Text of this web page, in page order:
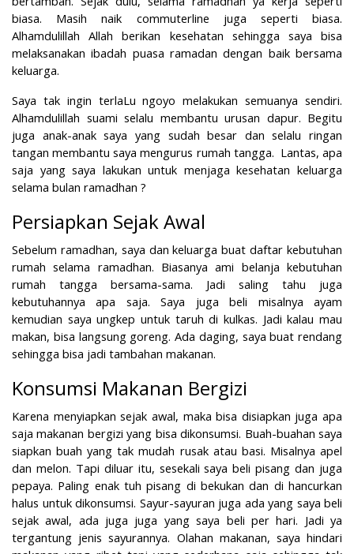
biasa. Masih naik commuterline juga seperti biasa.
Alhamdulillah Allah berikan kesehatan sehingga saya bisa
melaksanakan ibadah puasa ramadan dengan baik bersama
keluarga.
Saya tak ingin terlaLu ngoyo melakukan semuanya sendiri.
Alhamdulillah suami selalu membantu urusan dapur. Begitu
juga anak-anak saya yang sudah besar dan selalu ringan
tangan membantu saya mengurus rumah tangga. Lantas, apa
saja yang saya lakukan untuk menjaga kesehatan keluarga
selama bulan ramadhan ?
Persiapkan Sejak Awal
Sebelum ramadhan, saya dan keluarga buat daftar kebutuhan
rumah selama ramadhan. Biasanya ami belanja kebutuhan
rumah tangga bersama-sama. Jadi saling tahu juga
kebutuhannya apa saja. Saya juga beli misalnya ayam
kemudian saya ungkep untuk taruh di kulkas. Jadi kalau mau
makan, bisa langsung goreng. Ada daging, saya buat rendang
sehingga bisa jadi tambahan makanan.
Konsumsi Makanan Bergizi
Karena menyiapkan sejak awal, maka bisa disiapkan juga apa
saja makanan bergizi yang bisa dikonsumsi. Buah-buahan saya
siapkan buah yang tak mudah rusak atau basi. Misalnya apel
dan melon. Tapi diluar itu, sesekali saya beli pisang dan juga
pepaya. Paling enak tuh pisang di bekukan dan di hancurkan
halus untuk dikonsumsi. Sayur-sayuran juga ada yang saya beli
sejak awal, ada juga juga yang saya beli per hari. Jadi ya
tergantung jenis sayurannya. Olahan makanan, saya hindari